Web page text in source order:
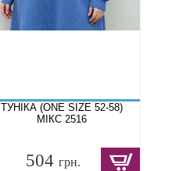
ТУНІКА (ONE SIZE 52-58)
МІКС 2516
504 грн.